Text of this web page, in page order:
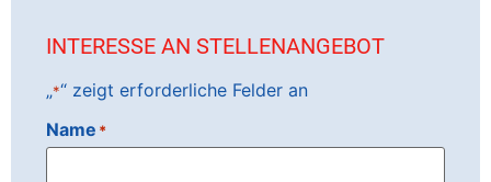
INTERESSE AN STELLENANGEBOT
„*“ zeigt erforderliche Felder an
Name *